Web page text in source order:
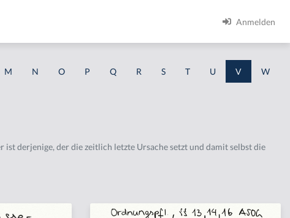
Anmelden
M N O P Q R S T U V W
derjenige, der die zeitlich letzte Ursache setzt und damit selbst die